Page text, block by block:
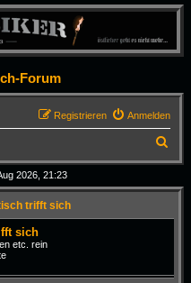
Forum
Anmelden
Registrieren
u
c
2026, 21:23
trifft sich
sich
etc. rein